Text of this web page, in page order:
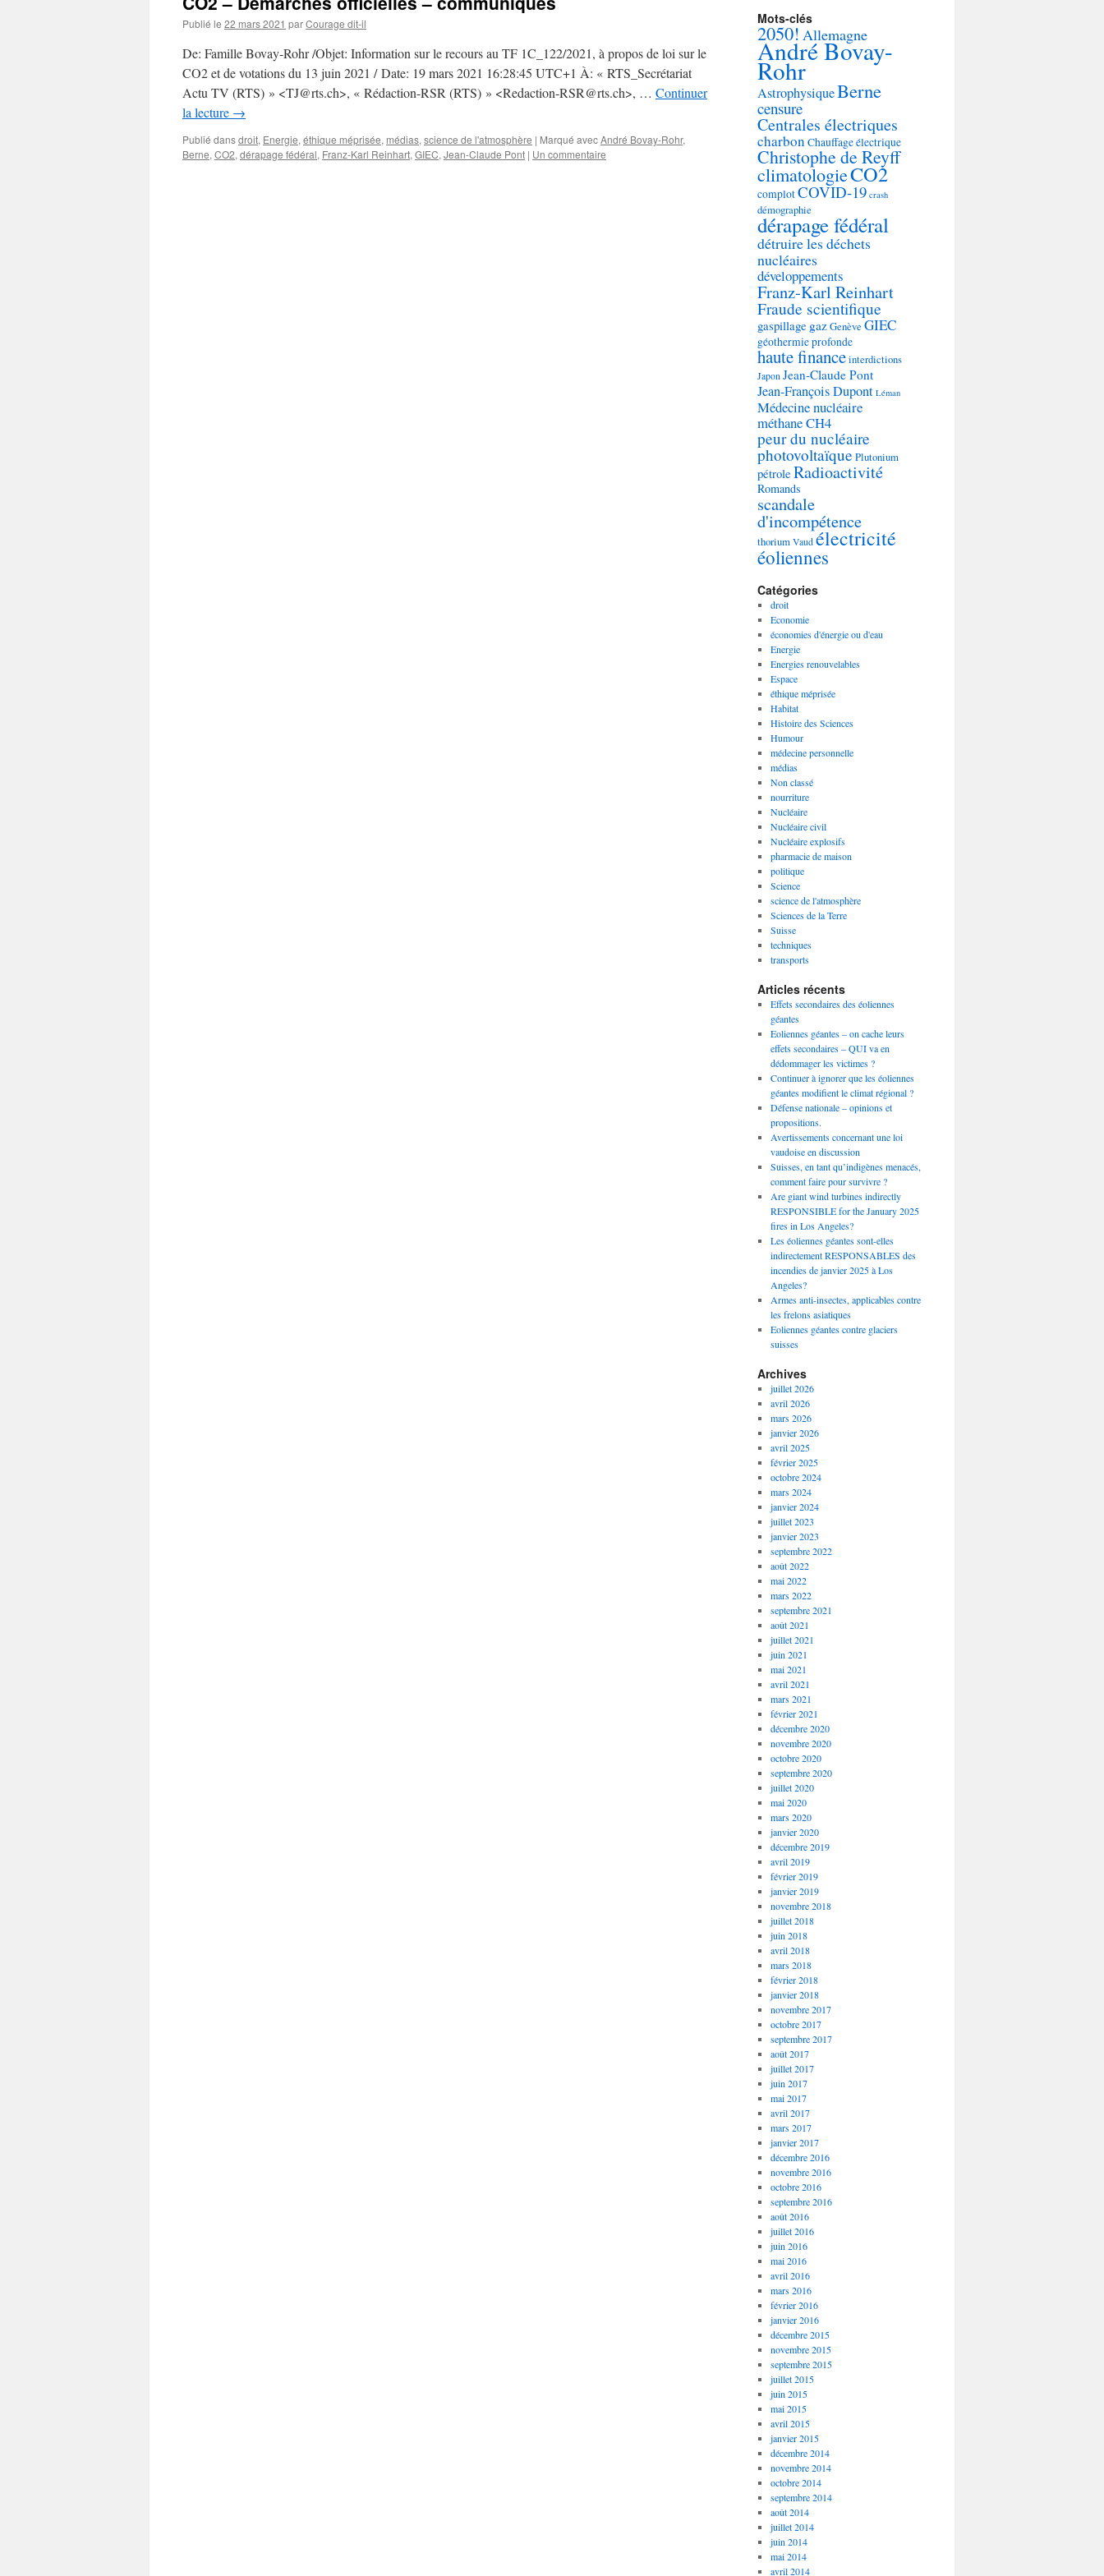
Publié le 22 mars 2021 parCourage dit-il
De: Famille Bovay-Rohr /Objet: Information sur le recours au TF 1C_122/2021, à propos de loi sur le
CO2 et de votations du 13 juin 2021 / Date: 19 mars 2021 16:28:45 UTC+1 À: « RTS_Secrétariat
Actu TV (RTS) » <TJ@rts.ch>, « Rédaction-RSR (RTS) » <Redaction-RSR@rts.ch>, … Continuer
la lecture →
Publié dansdroit, Energie, éthique méprisée, médias, science de l'atmosphère | Marqué avecAndré Bovay-Rohr,
Berne, CO2, dérapage fédéral, Franz-Karl Reinhart, GIEC, Jean-Claude Pont | Un commentaire
Mots-clés
2050! Allemagne
André Bovay-
Rohr
AstrophysiqueBerne
censure
Centrales électriques
charbonChauffage électrique
Christophe de Reyff
climatologieCO2
complotCOVID-19 crash
démographie
dérapage fédéral
détruire les déchets
nucléaires
développements
Franz-Karl Reinhart
Fraude scientifique
gaspillage gazGenève GIEC
géothermie profonde
haute financeinterdictions
Japon Jean-Claude Pont
Jean-François Dupont Léman
Médecine nucléaire
méthane CH4
peur du nucléaire
photovoltaïque Plutonium
pétrole Radioactivité
Romands
scandale
d'incompétence
thorium Vaud électricité
éoliennes
Catégories
droit
Economie
économies d'énergie ou d'eau
Energie
Energies renouvelables
Espace
éthique méprisée
Habitat
Histoire des Sciences
Humour
médecine personnelle
médias
Non classé
nourriture
Nucléaire
Nucléaire civil
Nucléaire explosifs
pharmacie de maison
politique
Science
science de l'atmosphère
Sciences de la Terre
Suisse
techniques
transports
Articles récents
Effets secondaires des éoliennes
géantes
Eoliennes géantes – on cache leurs
effets secondaires – QUI va en
dédommager les victimes ?
Continuer à ignorer que les éoliennes
géantes modifient le climat régional ?
Défense nationale – opinions et
propositions.
Avertissements concernant une loi
vaudoise en discussion
Suisses, en tant qu’indigènes menacés,
comment faire pour survivre ?
Are giant wind turbines indirectly
RESPONSIBLE for the January 2025
fires in Los Angeles?
Les éoliennes géantes sont-elles
indirectement RESPONSABLES des
incendies de janvier 2025 à Los
Angeles?
Armes anti-insectes, applicables contre
les frelons asiatiques
Eoliennes géantes contre glaciers
suisses
Archives
juillet 2026
avril 2026
mars 2026
janvier 2026
avril 2025
février 2025
octobre 2024
mars 2024
janvier 2024
juillet 2023
janvier 2023
septembre 2022
août 2022
mai 2022
mars 2022
septembre 2021
août 2021
juillet 2021
juin 2021
mai 2021
avril 2021
mars 2021
février 2021
décembre 2020
novembre 2020
octobre 2020
septembre 2020
juillet 2020
mai 2020
mars 2020
janvier 2020
décembre 2019
avril 2019
février 2019
janvier 2019
novembre 2018
juillet 2018
juin 2018
avril 2018
mars 2018
février 2018
janvier 2018
novembre 2017
octobre 2017
septembre 2017
août 2017
juillet 2017
juin 2017
mai 2017
avril 2017
mars 2017
janvier 2017
décembre 2016
novembre 2016
octobre 2016
septembre 2016
août 2016
juillet 2016
juin 2016
mai 2016
avril 2016
mars 2016
février 2016
janvier 2016
décembre 2015
novembre 2015
septembre 2015
juillet 2015
juin 2015
mai 2015
avril 2015
janvier 2015
décembre 2014
novembre 2014
octobre 2014
septembre 2014
août 2014
juillet 2014
juin 2014
mai 2014
avril 2014